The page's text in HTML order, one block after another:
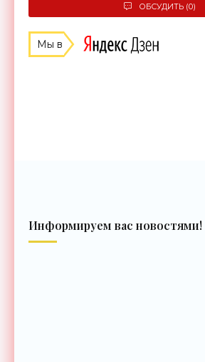
ОБСУДИТЬ (0)
Мы в
Информируем вас новостями!